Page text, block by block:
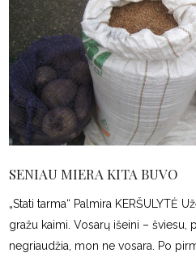
SENIAU MIERA KITA BUVO
„Stati tarma“ Palmira KERŠULYTĖ
gražu kaimi. Vosarų išeini – šviesu,
negriaudžia, mon ne vosara. Po